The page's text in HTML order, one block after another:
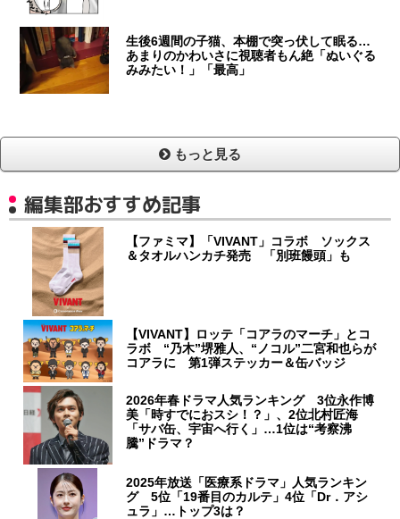
生後6週間の子猫、本棚で突っ伏して眠る…
あまりのかわいさに視聴者もん絶「ぬいぐる
みみたい！」「最高」
もっと見る
編集部おすすめ記事
【ファミマ】「VIVANT」コラボ ソックス
＆タオルハンカチ発売 「別班饅頭」も
【VIVANT】ロッテ「コアラのマーチ」とコ
ラボ “乃木”堺雅人、“ノコル”二宮和也らが
コアラに 第1弾ステッカー＆缶バッジ
2026年春ドラマ人気ランキング 3位永作博
美「時すでにおスシ！？」、2位北村匠海
「サバ缶、宇宙へ行く」…1位は“考察沸
騰”ドラマ？
2025年放送「医療系ドラマ」人気ランキン
グ 5位「19番目のカルテ」4位「Dr．アシ
ュラ」…トップ3は？